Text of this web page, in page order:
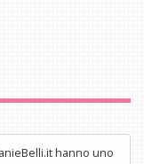
hanno uno